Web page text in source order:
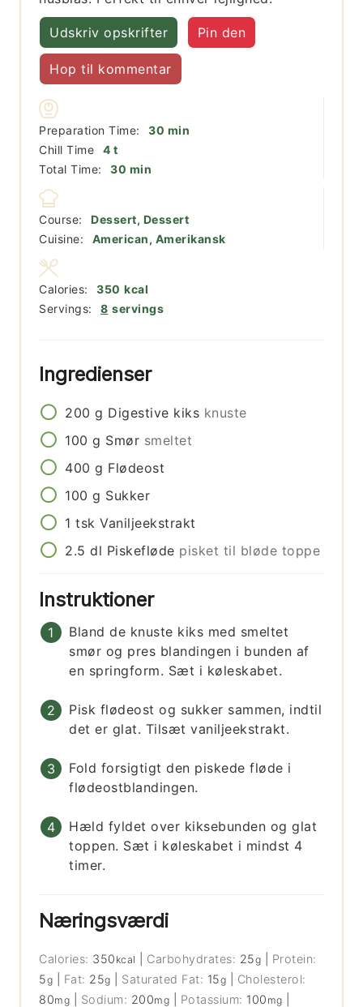
Udskriv opskrifter Pin den
Hop til kommentar
Preparation Time: 30 minutter
min
Chill Time
4timer
t
Total Time:
30 minutter
min
Course:
Dessert, Dessert
Cuisine:
American, Amerikansk
Servings: 8 servings
Calories: 350 kcal
Ingredienser
200 g Digestive kiks knuste
100 g Smør smeltet
400 g Flødeost
100 g Sukker
1 tsk Vaniljeekstrakt
2.5 dl Piskefløde pisket til bløde toppe
Instruktioner
Bland de knuste kiks med smeltet
smør og pres blandingen i bunden af
en springform. Sæt i køleskabet.
Pisk flødeost og sukker sammen, indtil
det er glat. Tilsæt vaniljeekstrakt.
Fold forsigtigt den piskede fløde i
flødeostblandingen.
Hæld fyldet over kiksebunden og glat
toppen. Sæt i køleskabet i mindst 4
timer.
Næringsværdi
Calories: 350 kcal Carbohydrates: 25g
Protein:
5g Fat: 25g Saturated Fat: 15g
Cholesterol:
80mg Sodium: 200mg Potassium: 100 mg